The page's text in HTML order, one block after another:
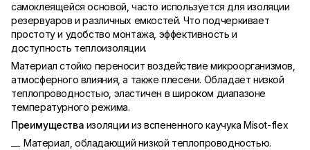
самоклеящейся основой, часто используется для изоляции
резервуаров и различных емкостей. Что подчеркивает
простоту и удобство монтажа, эффективность и
доступность теплоизоляции.
Материал стойко переносит воздействие микроорганизмов,
атмосферного влияния, а также плесени. Обладает низкой
теплопроводностью, эластичен в широком диапазоне
температурного режима.
Преимущества изоляции из вспененного каучука Misot-flex
Материал, обладающий низкой теплопроводностью.